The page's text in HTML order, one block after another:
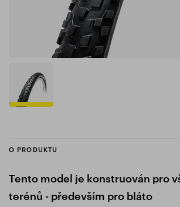
O PRODUKTU
Tento model je konstruován pro
terénů - především pro bláto